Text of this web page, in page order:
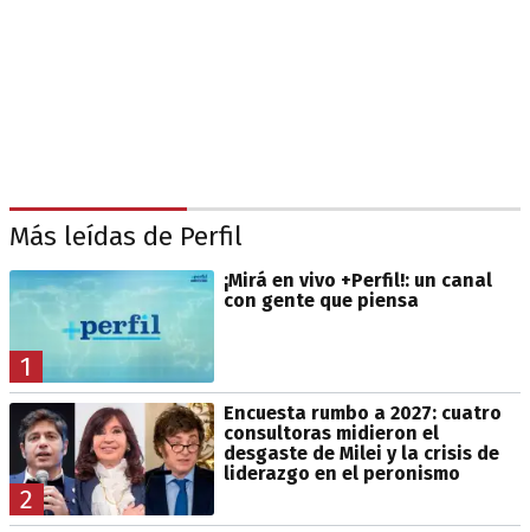
Más leídas de Perfil
1
¡Mirá en vivo +Perfil!: un canal
con gente que piensa
2
Encuesta rumbo a 2027: cuatro
consultoras midieron el
desgaste de Milei y la crisis de
liderazgo en el peronismo